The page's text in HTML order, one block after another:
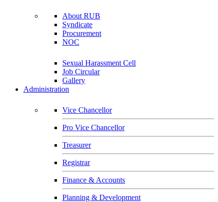
About RUB
Syndicate
Procurement
NOC
Sexual Harassment Cell
Job Circular
Gallery
Administration
Vice Chancellor
Pro Vice Chancellor
Treasurer
Registrar
Finance & Accounts
Planning & Development